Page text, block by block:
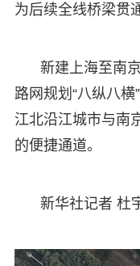
为后续全线桥梁贯
新建上海至南
路网规划“八纵八
江北沿江城市与南
的便捷通道。
新华社记者 杜